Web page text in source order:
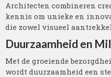
Architecten combineren
kennis om unieke en
die zowel visueel
Duurzaamheid en
Met de groeiende
wordt duurzaamheid een